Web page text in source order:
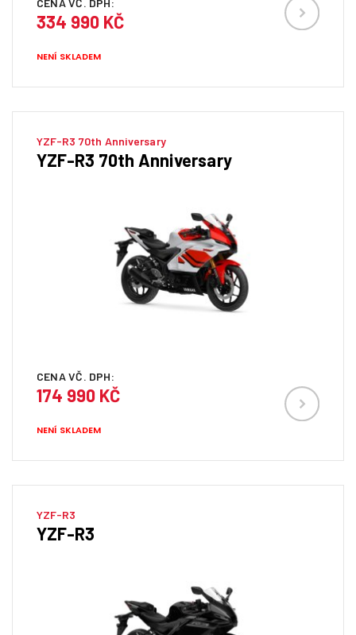
CENA VČ. DPH:
334 990 KČ
NENÍ SKLADEM
YZF-R3 70th Anniversary
YZF-R3 70th Anniversary
CENA VČ. DPH:
174 990 KČ
NENÍ SKLADEM
YZF-R3
YZF-R3